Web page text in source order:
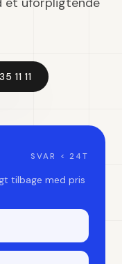
11 11
SVAR < 24T
tilbage med pris